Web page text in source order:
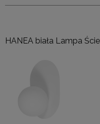
HANEA biała Lampa